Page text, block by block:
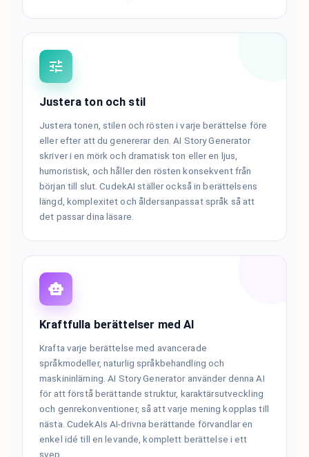
Justera ton och stil
Justera tonen, stilen och rösten i varje berättelse före
eller efter att du genererar den. AI Story Generator
skriver i en mörk och dramatisk ton eller en ljus,
humoristisk, och håller den rösten konsekvent från
början till slut. CudekAI ställer också in berättelsens
längd, komplexitet och åldersanpassat språk så att
det passar dina läsare.
Kraftfulla berättelser med AI
Krafta varje berättelse med avancerade
språkmodeller, naturlig språkbehandling och
maskininlärning. AI Story Generator använder denna AI
för att förstå berättande struktur, karaktärsutveckling
och genrekonventioner, så att varje mening kopplas till
nästa. CudekAIs AI-drivna berättande förvandlar en
enkel idé till en levande, komplett berättelse i ett
svep.